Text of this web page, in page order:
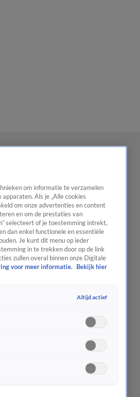
om informatie te verzamelen
Als je „Alle cookies
om onze advertenties en content
en om de prestaties van
selecteert of je toestemming intrekt,
dan enkel functionele en essentiële
Je kunt dit menu op ieder
in te trekken door op de link
zullen overal binnen onze Digitale
voor meer informatie.
Bekijk hier
Altijd actief